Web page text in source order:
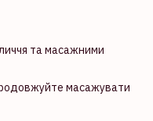
та масажними
масажувати